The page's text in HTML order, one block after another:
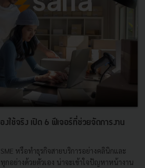
ใช้จริง เปิด 6 ฟีเจอร์ที่ช่วยจัดการงาน
หรือทำธุรกิจสายบริการอย่างคลินิกและ
กอย่างด้วยตัวเอง น่าจะเข้าใจปัญหาหน้างาน